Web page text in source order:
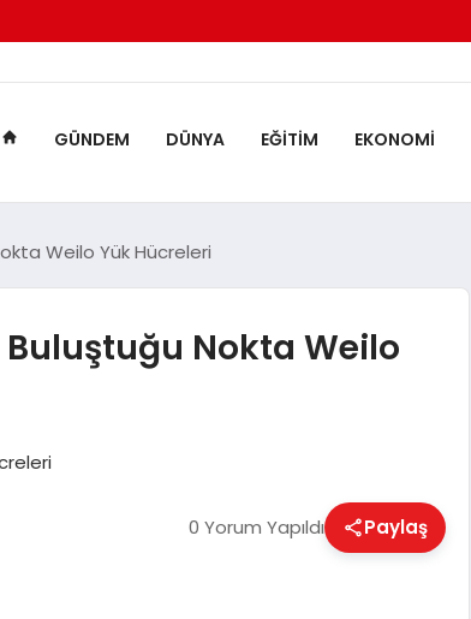
GÜNDEM DÜNYA EĞITIM EKONOMI
Weilo Yük Hücreleri
Nokta Weilo
0 Yorum Yapıldı Paylaş